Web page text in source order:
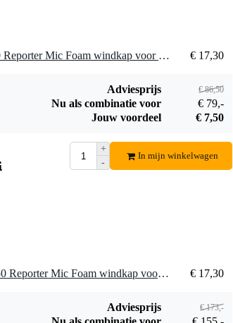
5 x Rycote 35-50 Reporter Mic Foam windkap voor diverse microfoons € 17,30
Adviesprijs € 86,50
Nu als combinatie voor
€ 79,-
Jouw voordeel
€ 7,50
+
-
In mijn winkelwagen
10 x Rycote 35-50 Reporter Mic Foam windkap voor diverse microfoons € 17,30
Adviesprijs € 173,-